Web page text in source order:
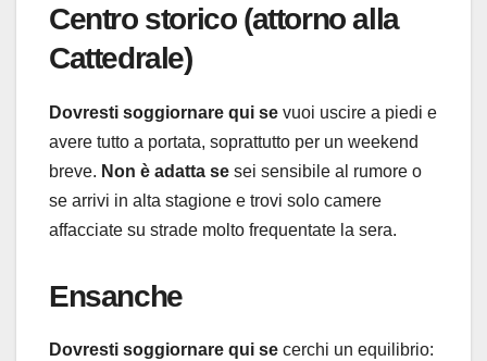
Centro storico (attorno alla
Cattedrale)
Dovresti soggiornare qui se vuoi uscire a piedi e
avere tutto a portata, soprattutto per un weekend
breve. Non è adatta se sei sensibile al rumore o
se arrivi in alta stagione e trovi solo camere
affacciate su strade molto frequentate la sera.
Ensanche
Dovresti soggiornare qui se cerchi un equilibrio: